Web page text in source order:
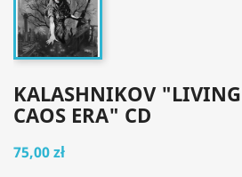
KALASHNIKOV
CAOS ERA" CD
75,00 zł